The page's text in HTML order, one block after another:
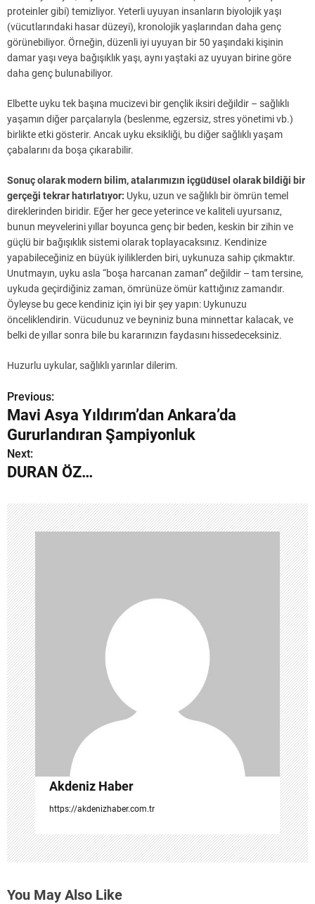
proteinler gibi) temizliyor. Yeterli uyuyan insanların biyolojik yaşı
(vücutlarındaki hasar düzeyi), kronolojik yaşlarından daha genç
görünebiliyor. Örneğin, düzenli iyi uyuyan bir 50 yaşındaki kişinin
damar yaşı veya bağışıklık yaşı, aynı yaştaki az uyuyan birine göre
daha genç bulunabiliyor.
Elbette uyku tek başına mucizevi bir gençlik iksiri değildir – sağlıklı
yaşamın diğer parçalarıyla (beslenme, egzersiz, stres yönetimi vb.)
birlikte etki gösterir. Ancak uyku eksikliği, bu diğer sağlıklı yaşam
çabalarını da boşa çıkarabilir.
Sonuç olarak modern bilim, atalarımızın içgüdüsel olarak bildiği bir
gerçeği tekrar hatırlatıyor: Uyku, uzun ve sağlıklı bir ömrün temel
direklerinden biridir. Eğer her gece yeterince ve kaliteli uyursanız,
bunun meyvelerini yıllar boyunca genç bir beden, keskin bir zihin ve
güçlü bir bağışıklık sistemi olarak toplayacaksınız. Kendinize
yapabileceğiniz en büyük iyiliklerden biri, uykunuza sahip çıkmaktır.
Unutmayın, uyku asla “boşa harcanan zaman” değildir – tam tersine,
uykuda geçirdiğiniz zaman, ömrünüze ömür kattığınız zamandır.
Öyleyse bu gece kendiniz için iyi bir şey yapın: Uykunuzu
önceliklendirin. Vücudunuz ve beyniniz buna minnettar kalacak, ve
belki de yıllar sonra bile bu kararınızın faydasını hissedeceksiniz.
Huzurlu uykular, sağlıklı yarınlar dilerim.
Y
a
z
ı
g
e
z
i
n
m
e
s
i
Previous:
Mavi Asya Yıldırım’dan Ankara’da
Gururlandıran Şampiyonluk
Next:
DURAN ÖZ…
Akdeniz Haber
https://akdenizhaber.com.tr
You May Also Like